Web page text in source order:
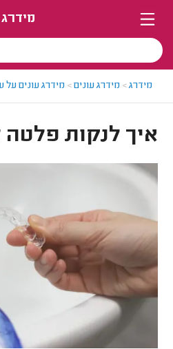
מידרג
מידרג> מידרג עונים> מידרג עונים על
איך לנקות פלטה